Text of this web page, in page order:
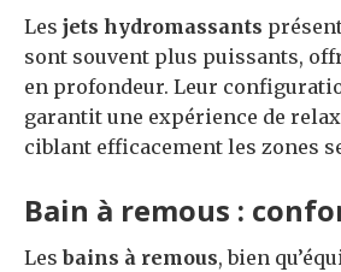
Les jets hydromassants
sont souvent plus puissants,
en profondeur. Leur
garantit une expérience de
ciblant efficacement les zones
Bain à remous :
Lesbains à remous, bien